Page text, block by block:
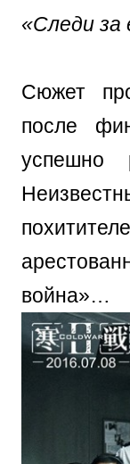
«Следи за
Сюжет
после
успешно
война»…